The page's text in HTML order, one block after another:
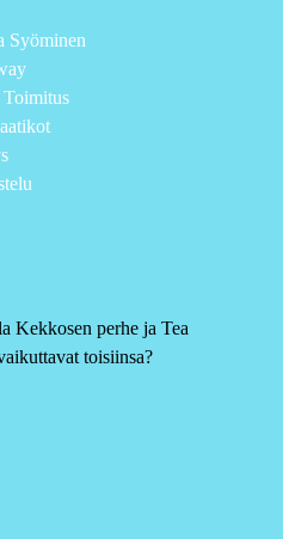
Syöminen
Kekkosen perhe ja Tea
toisiinsa?